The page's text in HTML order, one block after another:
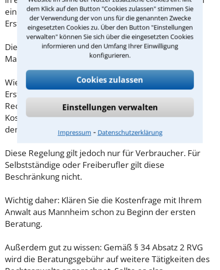
dem Klick auf den Button "Cookies zulassen" stimmen Sie
der Verwendung der von uns für die genannten Zwecke
eingesetzten Cookies zu. Über den Button "Einstellungen
verwalten" können Sie sich über die eingesetzten Cookies
informieren und den Umfang Ihrer Einwilligung
konfigurieren.
Cookies zulassen
Einstellungen verwalten
Impressum ⁃ Datenschutzerklärung
eine Checkliste zur Verfügung, mit der Sie das
Erstgespräch ausreichend vorbereiten können.
Die Kosten eines Anwalts für Akteneinsicht in
Mannheim sind oft geringer als gedacht!
Wieviel ein Rechtsanwalt in Mannheim für eine
Erstberatung verlangen darf, ist in §34 des
Rechtsanwaltsvergütungsgesetz (RVG) geregelt. Die
Kosten für das erste Beratungsgespräch betragen
demnach maximal 190,00 € zzgl. MwSt.
Diese Regelung gilt jedoch nur für Verbraucher. Für
Selbstständige oder Freiberufler gilt diese
Beschränkung nicht.
Wichtig daher: Klären Sie die Kostenfrage mit Ihrem
Anwalt aus Mannheim schon zu Beginn der ersten
Beratung.
Außerdem gut zu wissen: Gemäß § 34 Absatz 2 RVG
wird die Beratungsgebühr auf weitere Tätigkeiten des